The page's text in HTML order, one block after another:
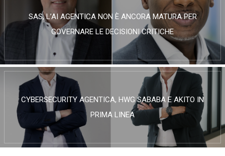
SAS, L’AI AGENTICA NON È ANCORA MATURA PER
GOVERNARE LE DECISIONI CRITICHE
CYBERSECURITY AGENTICA, HWG SABABA E AKITO IN
PRIMA LINEA